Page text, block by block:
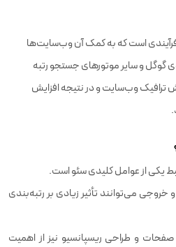
است که به کمک آن وب‌سایت‌ها
گوگل و سایر موتورهای جستجو رتبه
ترافیک وب‌سایت و در نتیجه افزایش
یکی از عوامل کلیدی سئو است.
می‌توانند تأثیر زیادی بر رتبه‌بندی
صفحات و طراحی ریسپانسیو نیز از اهمیت